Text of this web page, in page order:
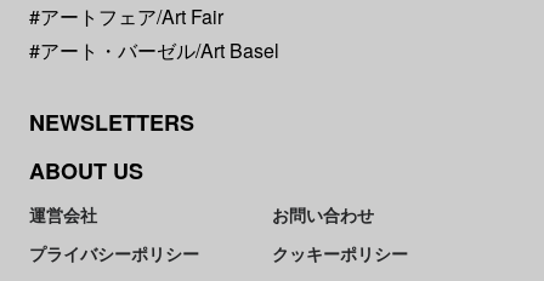
#アートフェア/Art Fair
#アート・バーゼル/Art Basel
NEWSLETTERS
ABOUT US
運営会社
お問い合わせ
プライバシーポリシー
クッキーポリシー